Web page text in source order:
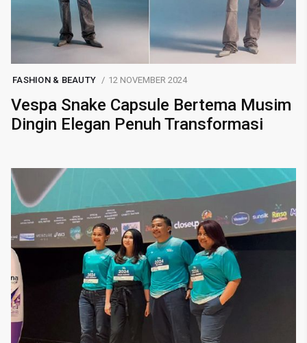
FASHION & BEAUTY 12 NOVEMBER 2024
Vespa Snake Capsule Bertema Musim
Dingin Elegan Penuh Transformasi